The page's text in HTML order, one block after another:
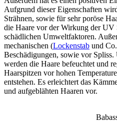
Aufgrund dieser Eigenschaften
Strähnen, sowie für sehr poröse
die Haare vor der Wirkung der UV
schädlichen Umweltfaktoren.
mechanischen (Lockenstab und
Beschädigungen, sowie vor
werden die Haare befeuchtet und
Haarspitzen vor hohen
entstehen. Es erleichtert das
und aufgeblähten Haaren vor.